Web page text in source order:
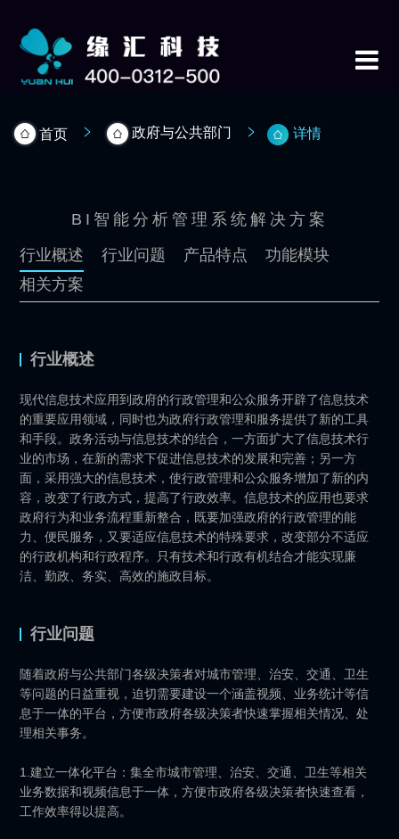
首页 政府与公共部门 详情
BI智能分析管理系统解决方案
行业概述
行业问题 产品特点
功能模块
相关方案
行业概述
现代信息技术应用到政府的行政管理和公众服务开辟了信息技术
的重要应用领域，同时也为政府行政管理和服务提供了新的工具
和手段。政务活动与信息技术的结合，一方面扩大了信息技术行
业的市场，在新的需求下促进信息技术的发展和完善；另一方
面，采用强大的信息技术，使行政管理和公众服务增加了新的内
容，改变了行政方式，提高了行政效率。信息技术的应用也要求
政府行为和业务流程重新整合，既要加强政府的行政管理的能
力、便民服务，又要适应信息技术的特殊要求，改变部分不适应
的行政机构和行政程序。只有技术和行政有机结合才能实现廉
洁、勤政、务实、高效的施政目标。
行业问题
随着政府与公共部门各级决策者对城市管理、治安、交通、卫生
等问题的日益重视，迫切需要建设一个涵盖视频、业务统计等信
息于一体的平台，方便市政府各级决策者快速掌握相关情况、处
理相关事务。
1.建立一体化平台：集全市城市管理、治安、交通、卫生等相关
业务数据和视频信息于一体，方便市政府各级决策者快速查看，
工作效率得以提高。